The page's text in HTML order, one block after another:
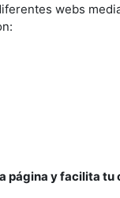
webs
página y facilita